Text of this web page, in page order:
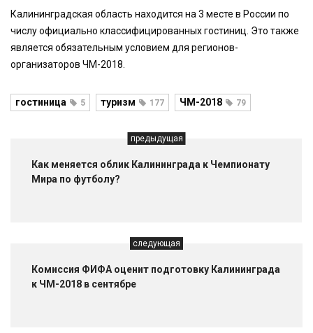
Калининградская область находится на 3 месте в России по
числу официально классифицированных гостиниц. Это также
является обязательным условием для регионов-
организаторов ЧМ-2018.
гостиница 5 туризм 177 ЧМ-2018 79
предыдущая
Как меняется облик Калининграда к Чемпионату
Мира по футболу?
следующая
Комиссия ФИФА оценит подготовку Калининграда
к ЧМ-2018 в сентябре